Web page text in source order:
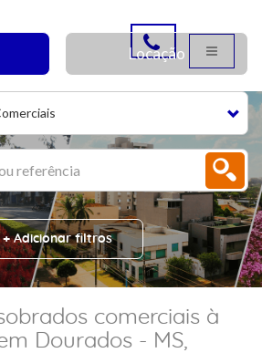
Locação
+ Adicionar filtros
comerciais à
Dourados - MS,